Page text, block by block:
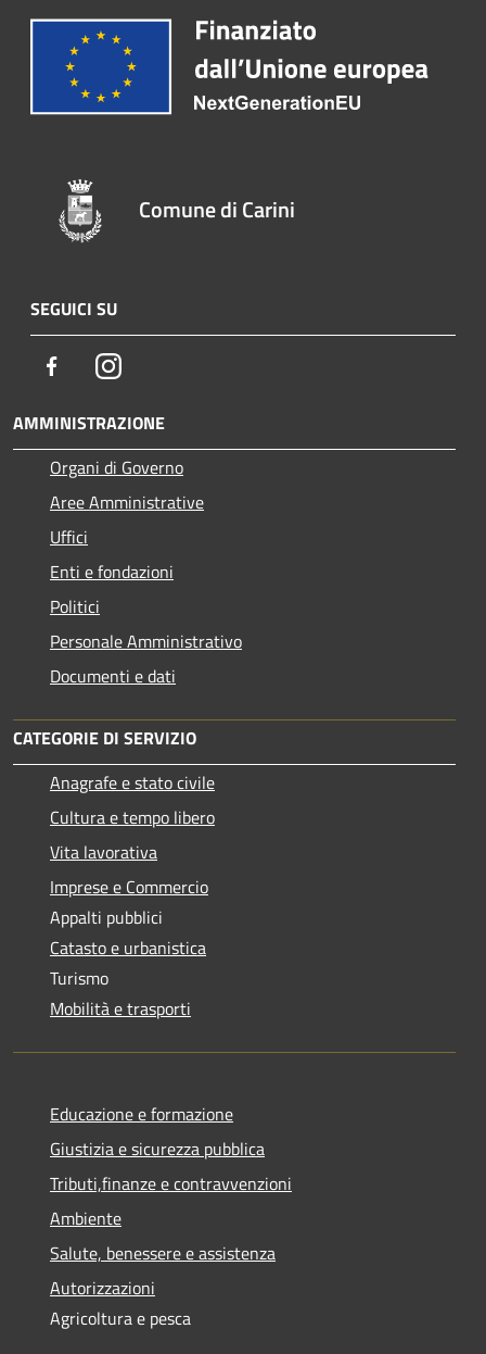
Comune di Carini
SEGUICI SU
FacebookInstagram
AMMINISTRAZIONE
Organi di Governo
Aree Amministrative
Uffici
Enti e fondazioni
Politici
Personale Amministrativo
Documenti e dati
CATEGORIE DI SERVIZIO
Anagrafe e stato civile
Cultura e tempo libero
Vita lavorativa
Imprese e Commercio
Appalti pubblici
Catasto e urbanistica
Turismo
Mobilità e trasporti
Educazione e formazione
Giustizia e sicurezza pubblica
Tributi,finanze e contravvenzioni
Ambiente
Salute, benessere e assistenza
Autorizzazioni
Agricoltura e pesca